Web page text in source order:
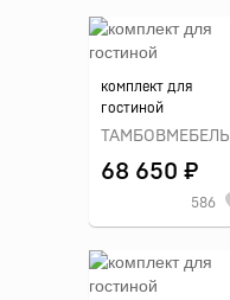
комплект для
гостиной
ТАМБОВМЕБЕЛЬ
68 650 ₽
586